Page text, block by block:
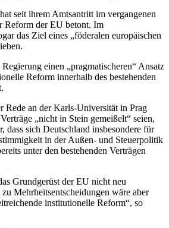
seit ihrem Amtsantritt im vergangenen
Reform der EU betont. Im
das Ziel eines „föderalen europäischen
einen „pragmatischeren“ Ansatz
Reform innerhalb des bestehenden
Rede an der Karls-Universität in Prag
„nicht in Stein gemeißelt“ seien,
dass sich Deutschland insbesondere für
in der Außen- und Steuerpolitik
unter den bestehenden Verträgen
Grundgerüst der EU nicht neu
Mehrheitsentscheidungen wäre aber
institutionelle Reform“, so